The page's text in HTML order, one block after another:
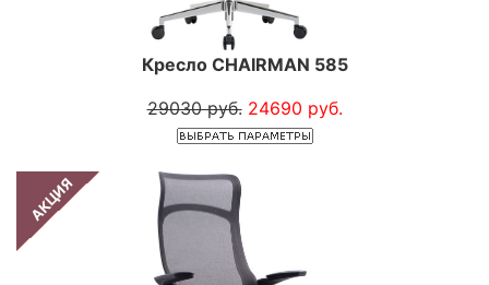
Кресло CHAIRMAN 585
29030 руб. 24690 руб.
АКЦИЯ